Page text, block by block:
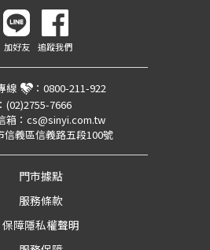
加好友 追蹤我們
線 ： 0800-211-922
(02)2755-7666
箱： cs@sinyi.com.tw
信義區信義路五段100號
門市據點
服務條款
保障隱私權聲明